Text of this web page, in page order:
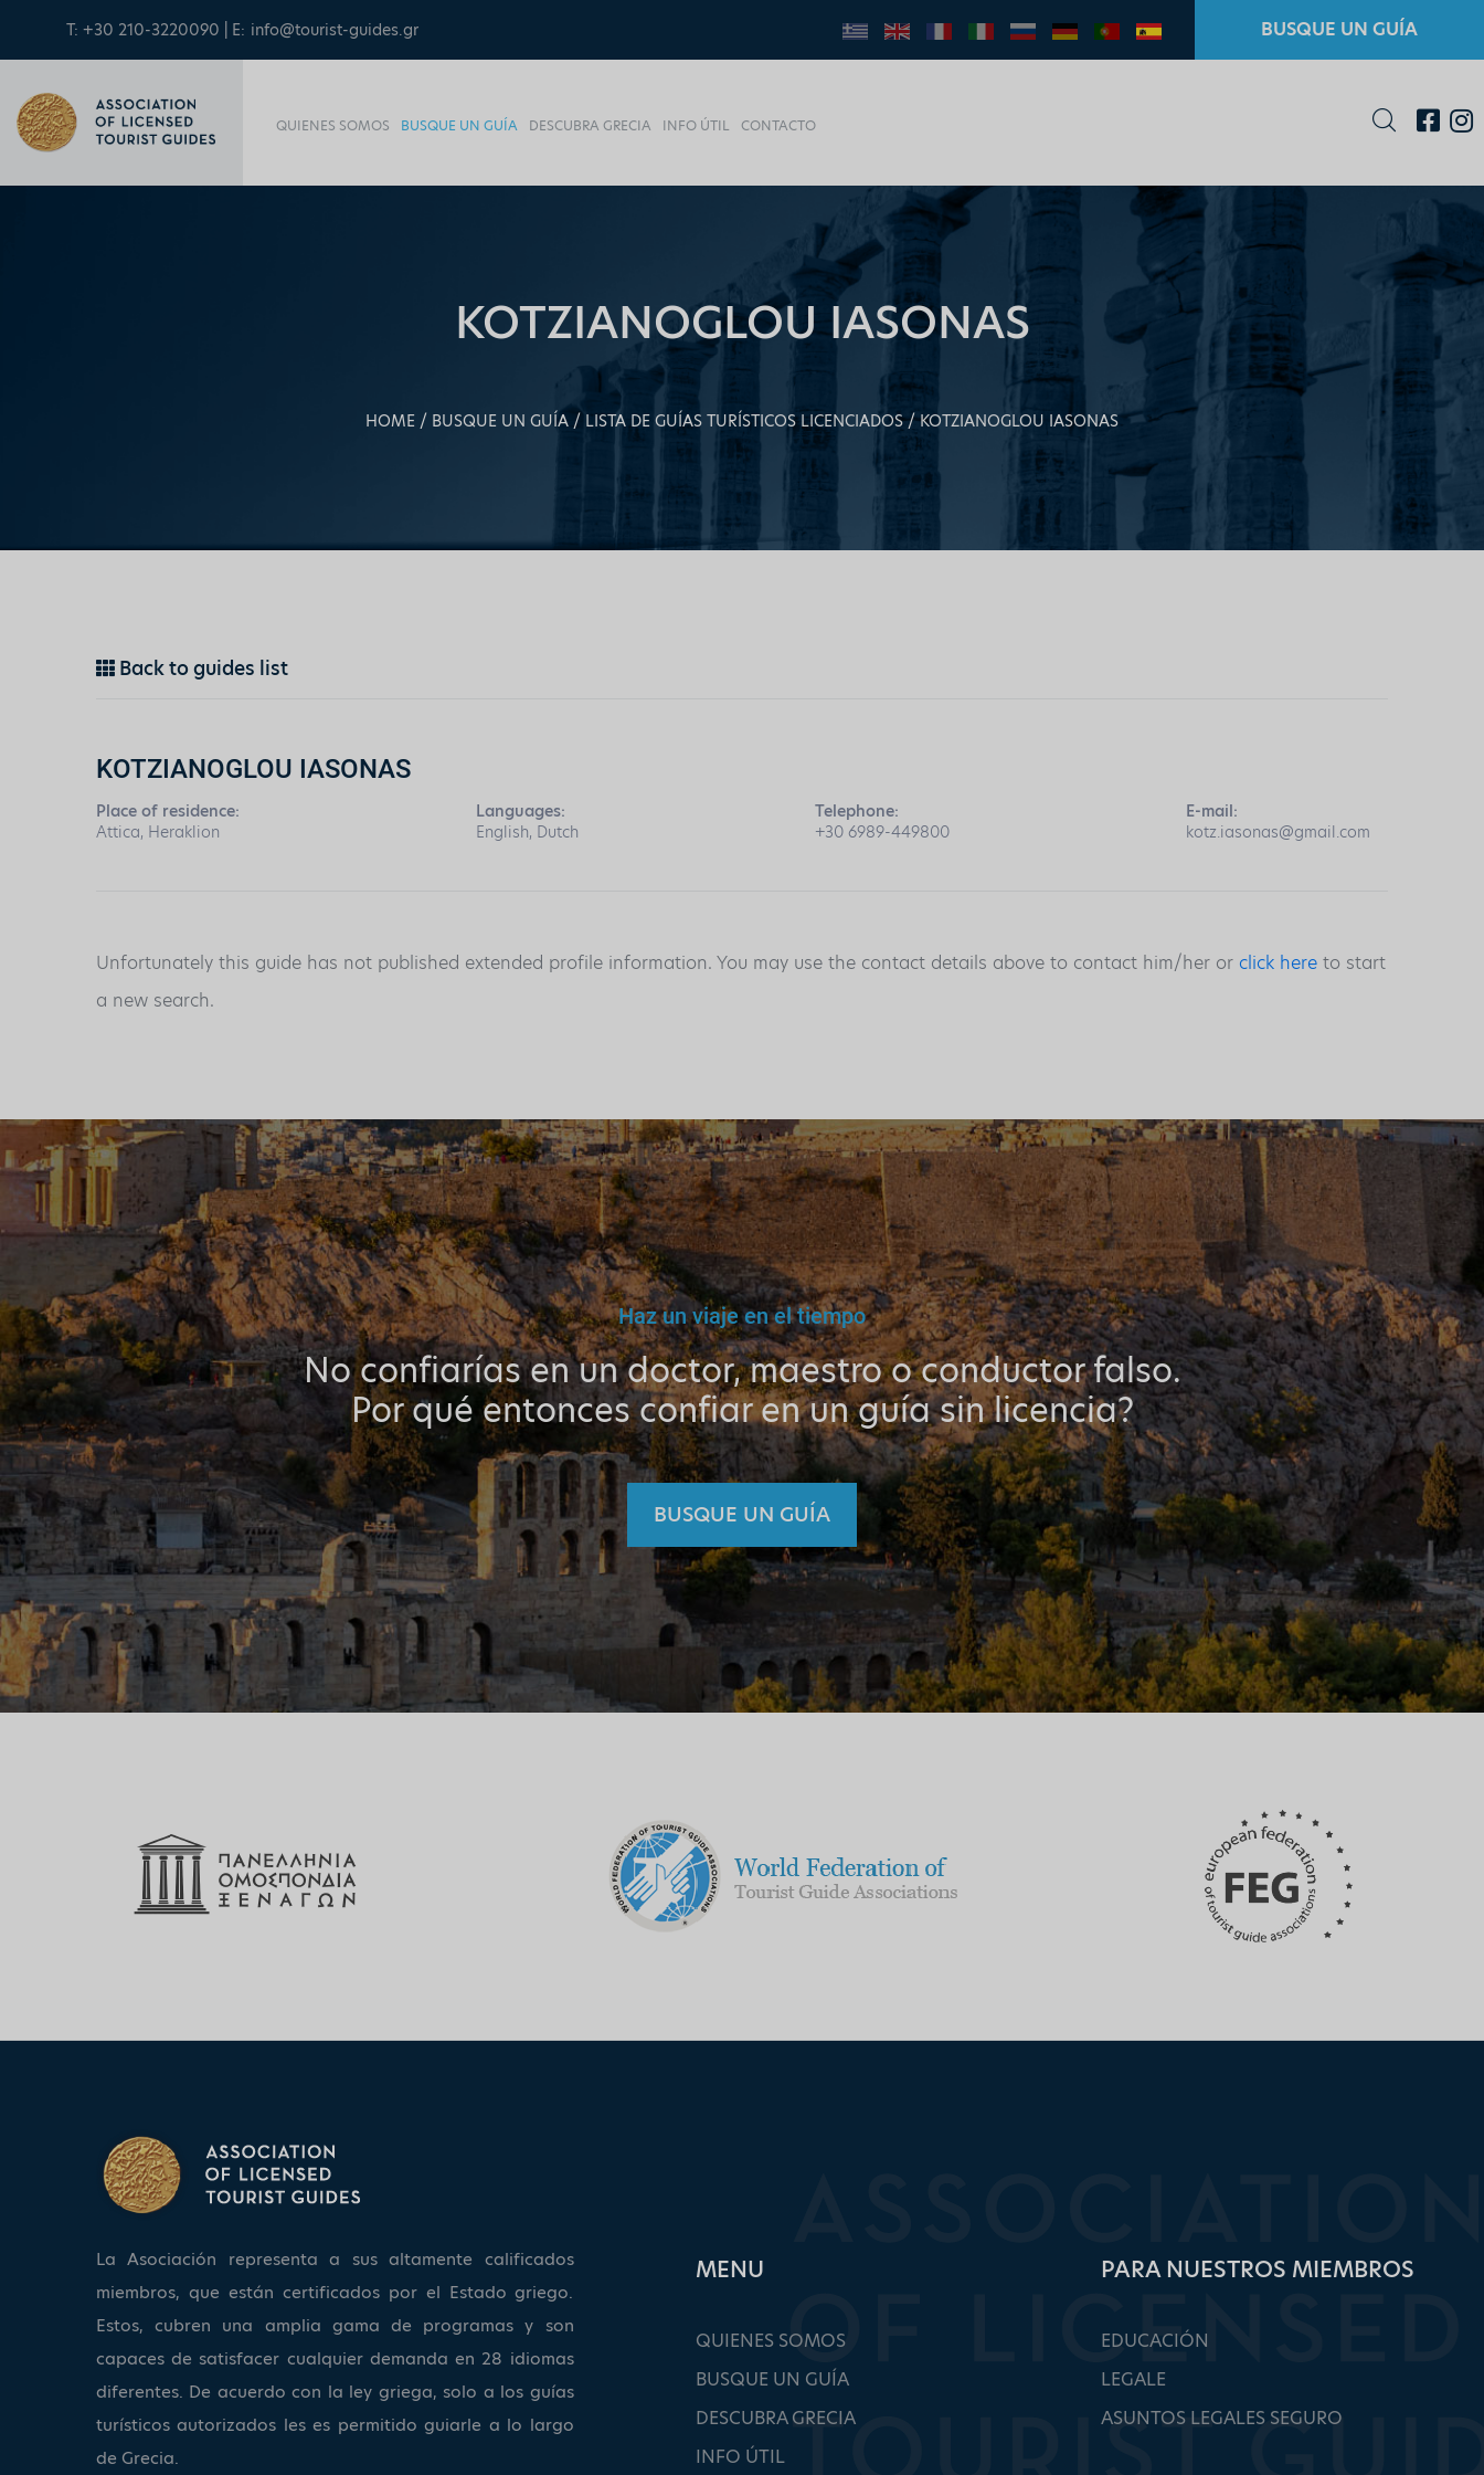
T: +30 210-3220090 | E: info@tourist-guides.gr BUSQUE UN GUÍA
QUIENES SOMOS BUSQUE UN GUÍA DESCUBRA GRECIA INFO ÚTIL CONTACTO
KOTZIANOGLOU IASONAS
HOME BUSQUE UN GUÍA LISTA DE GUÍAS TURÍSTICOS LICENCIADOS KOTZIANOGLOU IASONAS
Back to guides list
KOTZIANOGLOU IASONAS
Place of residence:
Attica, Heraklion
Languages:
English, Dutch
Telephone:
+30 6989-449800
E-mail:
kotz.iasonas@gmail.com
Unfortunately this guide has not published extended profile information. You may use the contact details above to contact him/her or click here to start
a new search.
Haz un viaje en el tiempo
No confiarías en un doctor, maestro o conductor falso.
Por qué entonces confiar en un guía sin licencia?
BUSQUE UN GUÍA
La Asociación representa a sus altamente calificados
miembros, que están certificados por el Estado griego.
Estos, cubren una amplia gama de programas y son
capaces de satisfacer cualquier demanda en 28 idiomas
diferentes. De acuerdo con la ley griega, solo a los guías
turísticos autorizados les es permitido guiarle a lo largo
de Grecia.
ΜΕΝU
QUIENES SOMOS
BUSQUE UN GUÍA
DESCUBRA GRECIA
INFO ÚTIL
PARA NUESTROS MIEMBROS
EDUCACIÓN
LEGALE
ASUNTOS LEGALES SEGURO